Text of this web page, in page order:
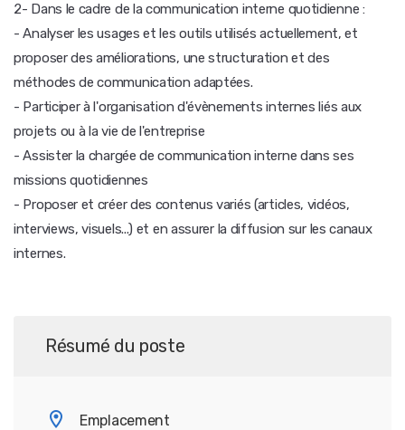
2- Dans le cadre de la communication interne quotidienne :
- Analyser les usages et les outils utilisés actuellement, et
proposer des améliorations, une structuration et des
méthodes de communication adaptées.
- Participer à l'organisation d'évènements internes liés aux
projets ou à la vie de l'entreprise
- Assister la chargée de communication interne dans ses
missions quotidiennes
- Proposer et créer des contenus variés (articles, vidéos,
interviews, visuels...) et en assurer la diffusion sur les canaux
internes.
Résumé du poste
Emplacement